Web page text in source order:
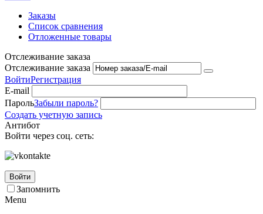
Заказы
Список сравнения
Отложенные товары
Отслеживание заказа
Отслеживание заказа
ВойтиРегистрация
E-mail
ПарольЗабыли пароль?
Создать учетную запись
Антибот
Войти через соц. сеть:
Войти
Запомнить
Menu